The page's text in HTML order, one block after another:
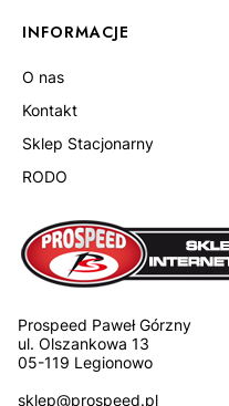
INFORMACJE
O nas
Kontakt
Sklep Stacjonarny
RODO
Prospeed Paweł Górzny
ul. Olszankowa 13
05-119 Legionowo
sklep@prospeed.pl